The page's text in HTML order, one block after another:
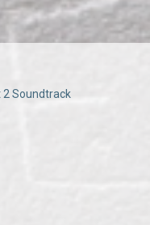
Soundtrack